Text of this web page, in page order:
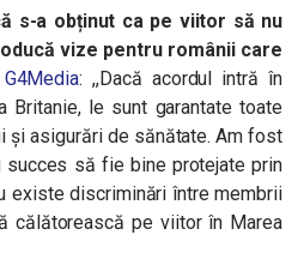
s-a obținut ca pe viitor să nu
vize pentru românii care
G4Media: ,,Dacă acordul intră în
le sunt garantate toate
și asigurări de sănătate. Am fost
să fie bine protejate prin
existe discriminări între membrii
călătorească pe viitor în Marea